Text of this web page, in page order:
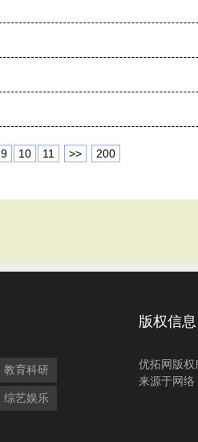
9 10 11 >> 200
教育科研
综艺娱乐
版权信息
优拓网版权
来源于网络